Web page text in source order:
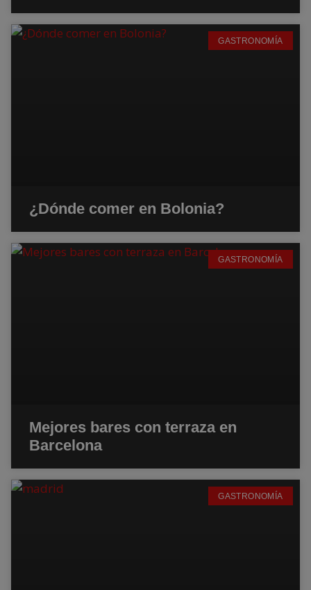
GASTRONOMÍA
¿Dónde comer en Bolonia?
GASTRONOMÍA
Mejores bares con terraza en
Barcelona
GASTRONOMÍA